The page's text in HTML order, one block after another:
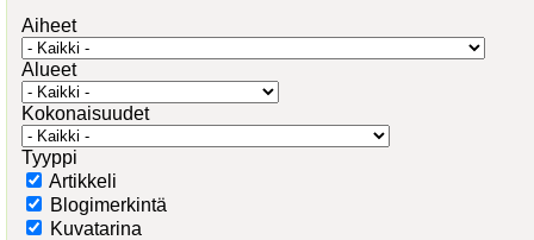
Aiheet
Alueet
Kokonaisuudet
Tyyppi
Artikkeli
Blogimerkintä
Kuvatarina